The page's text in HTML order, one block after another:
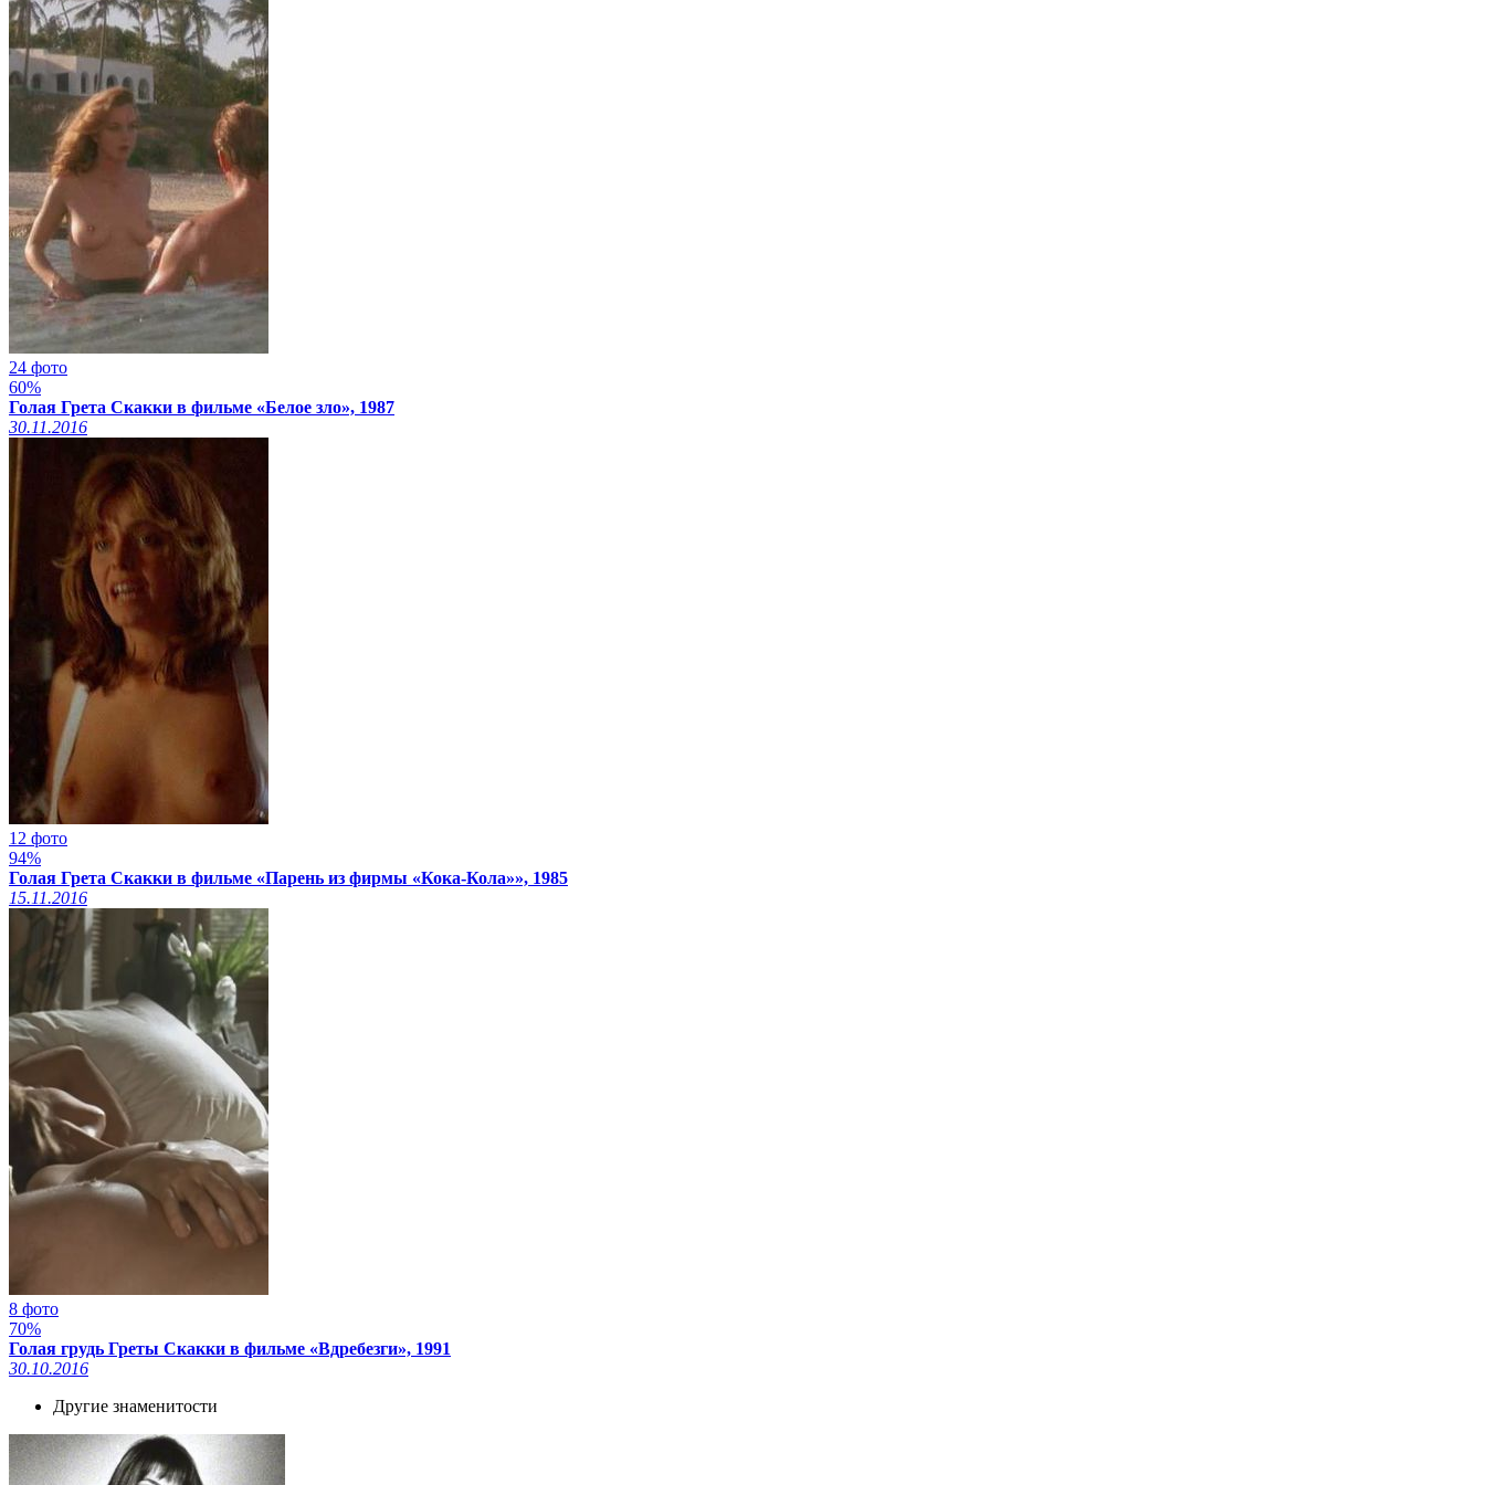
24 фото
60%
Голая Грета Скакки в фильме «Белое зло», 1987
30.11.2016
12 фото
94%
Голая Грета Скакки в фильме «Парень из фирмы «Кока-Кола»», 1985
15.11.2016
8 фото
70%
Голая грудь Греты Скакки в фильме «Вдребезги», 1991
30.10.2016
Другие знаменитости